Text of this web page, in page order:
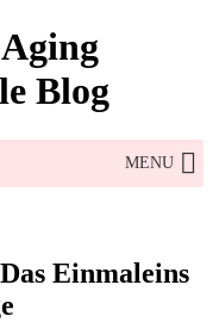
Blog
MENU
Einmaleins